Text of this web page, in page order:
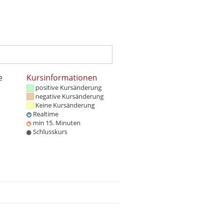
Kursinformationen
positive Kursänderung
negative Kursänderung
Keine Kursänderung
Realtime
min 15. Minuten
Schlusskurs